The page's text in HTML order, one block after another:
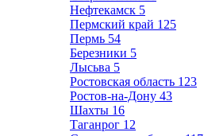
Нефтекамск 5
Пермский край 125
Пермь 54
Березники 5
Лысьва 5
Ростовская область 123
Ростов-на-Дону 43
Шахты 16
Таганрог 12